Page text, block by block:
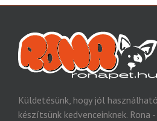
Küldetésünk, hogy jól
készítsünk kedvenceinknek. Rona